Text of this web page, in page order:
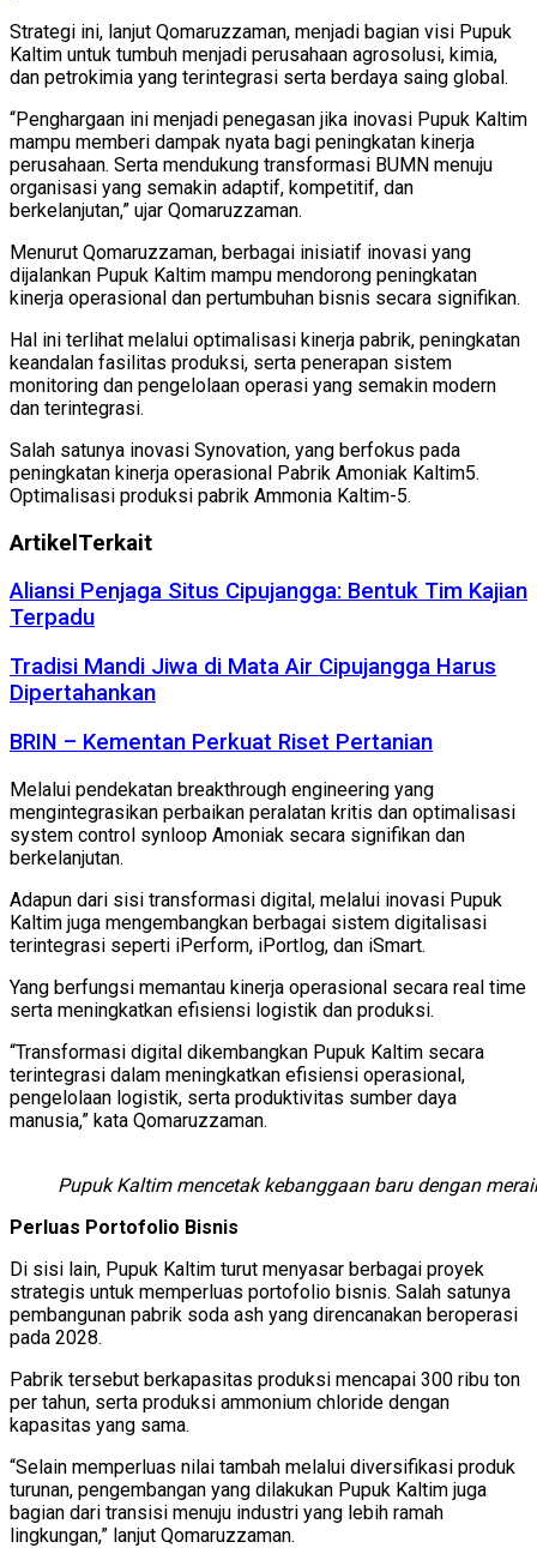
Strategi ini, lanjut Qomaruzzaman, menjadi bagian visi Pupuk
Kaltim untuk tumbuh menjadi perusahaan agrosolusi, kimia,
dan petrokimia yang terintegrasi serta berdaya saing global.
“Penghargaan ini menjadi penegasan jika inovasi Pupuk Kaltim
mampu memberi dampak nyata bagi peningkatan kinerja
perusahaan. Serta mendukung transformasi BUMN menuju
organisasi yang semakin adaptif, kompetitif, dan
berkelanjutan,” ujar Qomaruzzaman.
Menurut Qomaruzzaman, berbagai inisiatif inovasi yang
dijalankan Pupuk Kaltim mampu mendorong peningkatan
kinerja operasional dan pertumbuhan bisnis secara signifikan.
Hal ini terlihat melalui optimalisasi kinerja pabrik, peningkatan
keandalan fasilitas produksi, serta penerapan sistem
monitoring dan pengelolaan operasi yang semakin modern
dan terintegrasi.
Salah satunya inovasi Synovation, yang berfokus pada
peningkatan kinerja operasional Pabrik Amoniak Kaltim5.
Optimalisasi produksi pabrik Ammonia Kaltim-5.
ArtikelTerkait
Aliansi Penjaga Situs Cipujangga: Bentuk Tim Kajian
Terpadu
Tradisi Mandi Jiwa di Mata Air Cipujangga Harus
Dipertahankan
BRIN – Kementan Perkuat Riset Pertanian
Melalui pendekatan breakthrough engineering yang
mengintegrasikan perbaikan peralatan kritis dan optimalisasi
system control synloop Amoniak secara signifikan dan
berkelanjutan.
Adapun dari sisi transformasi digital, melalui inovasi Pupuk
Kaltim juga mengembangkan berbagai sistem digitalisasi
terintegrasi seperti iPerform, iPortlog, dan iSmart.
Yang berfungsi memantau kinerja operasional secara real time
serta meningkatkan efisiensi logistik dan produksi.
“Transformasi digital dikembangkan Pupuk Kaltim secara
terintegrasi dalam meningkatkan efisiensi operasional,
pengelolaan logistik, serta produktivitas sumber daya
manusia,” kata Qomaruzzaman.
Pupuk Kaltim mencetak kebanggaan baru dengan
Perluas Portofolio Bisnis
Di sisi lain, Pupuk Kaltim turut menyasar berbagai proyek
strategis untuk memperluas portofolio bisnis. Salah satunya
pembangunan pabrik soda ash yang direncanakan beroperasi
pada 2028.
Pabrik tersebut berkapasitas produksi mencapai 300 ribu ton
per tahun, serta produksi ammonium chloride dengan
kapasitas yang sama.
“Selain memperluas nilai tambah melalui diversifikasi produk
turunan, pengembangan yang dilakukan Pupuk Kaltim juga
bagian dari transisi menuju industri yang lebih ramah
lingkungan,” lanjut Qomaruzzaman.